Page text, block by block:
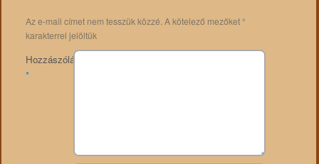
Az e-mail címet nem tesszük közzé. A kötelező mezőket*
karakterrel jelöltük
Hozzászólás
*